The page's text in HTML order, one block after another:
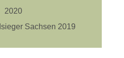
2020
Sachsen 2019